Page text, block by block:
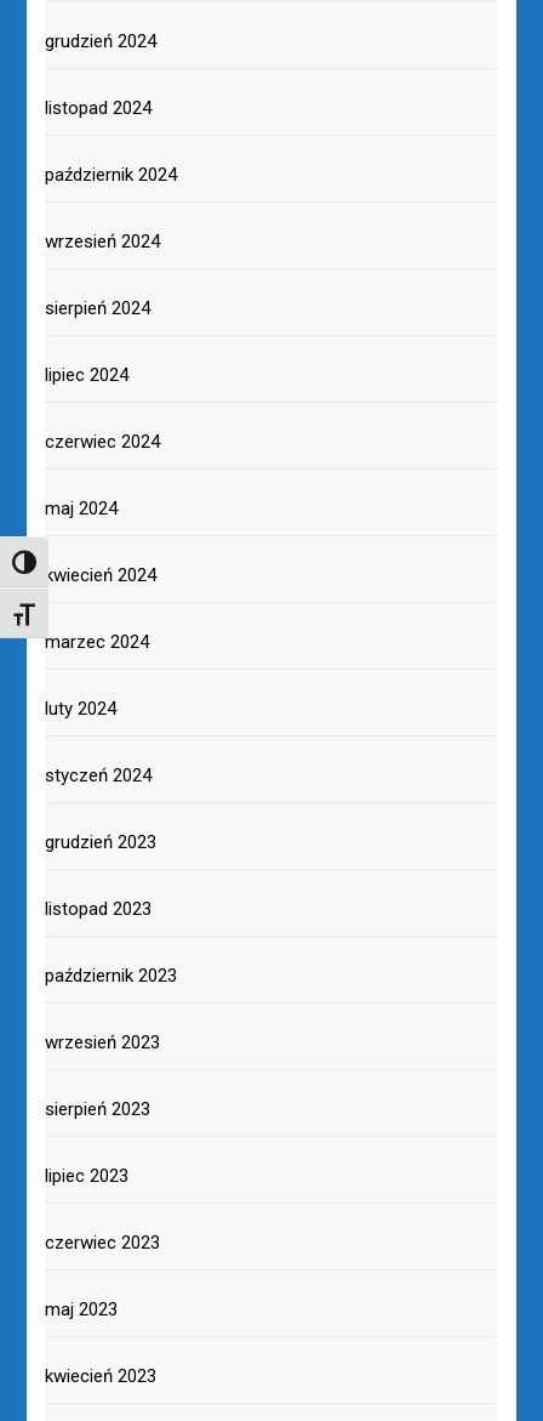
TOGGLE HIGH CONTRAST
TOGGLE FONT SIZE
grudzień 2024
listopad 2024
październik 2024
wrzesień 2024
sierpień 2024
lipiec 2024
czerwiec 2024
maj 2024
kwiecień 2024
marzec 2024
luty 2024
styczeń 2024
grudzień 2023
listopad 2023
październik 2023
wrzesień 2023
sierpień 2023
lipiec 2023
czerwiec 2023
maj 2023
kwiecień 2023